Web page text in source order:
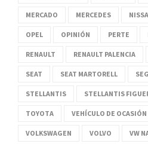
MERCADO MERCEDES
OPEL OPINIÓN PERTE
RENAULT RENAULT PALENCIA
SEAT SEAT MARTORELL
STELLANTIS STELLANTIS
TOYOTA VEHÍCULO DE OCASIÓN
VOLKSWAGEN VOLVO VW